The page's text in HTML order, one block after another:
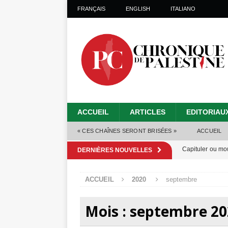
FRANÇAIS ENGLISH ITALIANO
ACCUEIL ARTICLES
« CES CHAÎNES SERONT BRISÉES » ACCUEIL
DERNIÈRES NOUVELLES Capituler ou
Mille jours de
Alors que
ACCUEIL 2020 septembre
Mois : septembre